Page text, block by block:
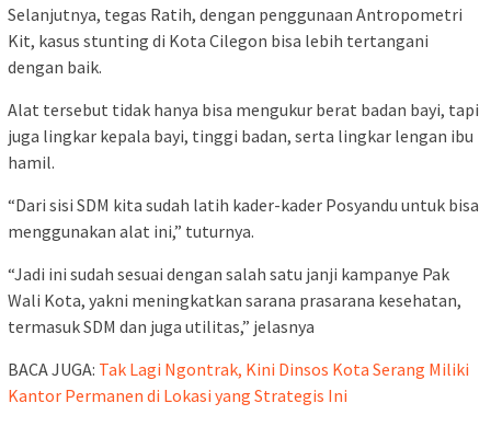
Selanjutnya, tegas Ratih, dengan penggunaan Antropometri
Kit, kasus stunting di Kota Cilegon bisa lebih tertangani
dengan baik.
Alat tersebut tidak hanya bisa mengukur berat badan bayi, tapi
juga lingkar kepala bayi, tinggi badan, serta lingkar lengan ibu
hamil.
“Dari sisi SDM kita sudah latih kader-kader Posyandu untuk bisa
menggunakan alat ini,” tuturnya.
“Jadi ini sudah sesuai dengan salah satu janji kampanye Pak
Wali Kota, yakni meningkatkan sarana prasarana kesehatan,
termasuk SDM dan juga utilitas,” jelasnya
BACA JUGA: Tak Lagi Ngontrak, Kini Dinsos Kota Serang Miliki
Kantor Permanen di Lokasi yang Strategis Ini